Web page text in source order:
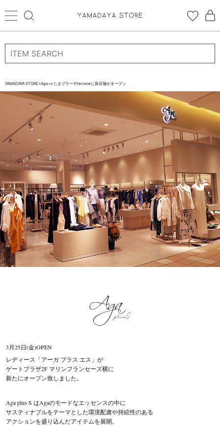
ログイン 新規会員登録
お気に入り
CATEGORYから探す
STORE BRAND・LABELから探す
すべての商品
新着商品
予約商品
セール商品
スタイリング
ブランド一覧
店舗検索
ご利用ガイド/ヘルプ
YAMADAYA STORE>Aga+s たまプラーザterraceに新店舗がオープン
3月25日(金)OPEN
レディース「アーガ プラス エス」が
ゲートプラザ2F マリンフランセーズ横に
新たにオープン致しました。
Aga plus S はAgaのモードなエッセンスの中に
サスティナブルをテーマとした環境配慮や持続性のある
アクションを盛り込んだアイテムを展開。